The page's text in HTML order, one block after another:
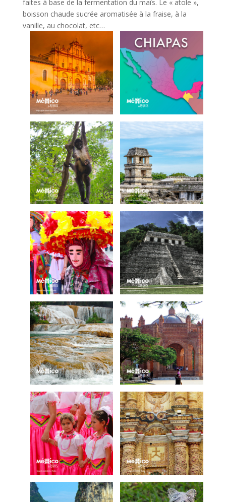
faites à base de la fermentation du maïs. Le « atole »,
boisson chaude sucrée aromatisée à la fraise, à la
vanille, au chocolat, etc…